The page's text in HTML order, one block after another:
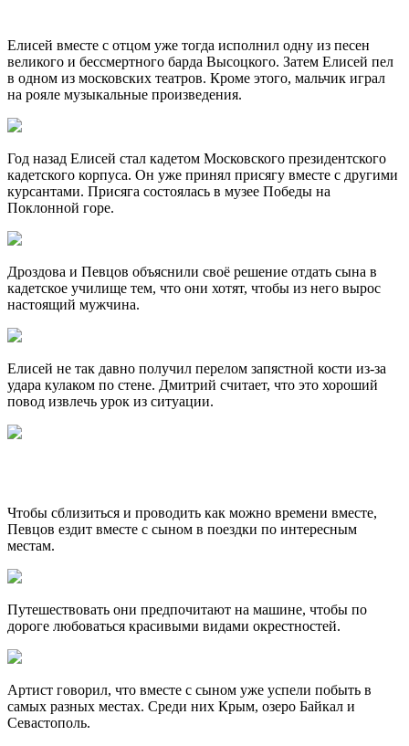
Елисей вместе с отцом уже тогда исполнил одну из песен
великого и бессмертного барда Высоцкого. Затем Елисей пел
в одном из московских театров. Кроме этого, мальчик играл
на рояле музыкальные произведения.
Год назад Елисей стал кадетом Московского президентского
кадетского корпуса. Он уже принял присягу вместе с другими
курсантами. Присяга состоялась в музее Победы на
Поклонной горе.
Дроздова и Певцов объяснили своё решение отдать сына в
кадетское училище тем, что они хотят, чтобы из него вырос
настоящий мужчина.
Елисей не так давно получил перелом запястной кости из-за
удара кулаком по стене. Дмитрий считает, что это хороший
повод извлечь урок из ситуации.
Чтобы сблизиться и проводить как можно времени вместе,
Певцов ездит вместе с сыном в поездки по интересным
местам.
Путешествовать они предпочитают на машине, чтобы по
дороге любоваться красивыми видами окрестностей.
Артист говорил, что вместе с сыном уже успели побыть в
самых разных местах. Среди них Крым, озеро Байкал и
Севастополь.